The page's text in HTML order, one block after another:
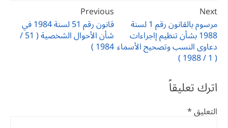
تصفّح
المقالات
Previous
قانون رقم 51 لسنة 1984 في
شأن الأحوال الشخصية ( 51 /
1984 )
Next
مرسوم بالقانون رقم 1 لسنة
1988 بشأن تنظيم إاجراءات
دعاوى النسب وتصحيح الأسماء
( 1 / 1988 )
اترك تعليقاً
التعليق*